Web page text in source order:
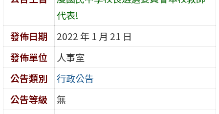
代表!
發佈日期
2022 年 1 月 21 日
發佈單位
人事室
公告類別
行政公告
公告等級
無